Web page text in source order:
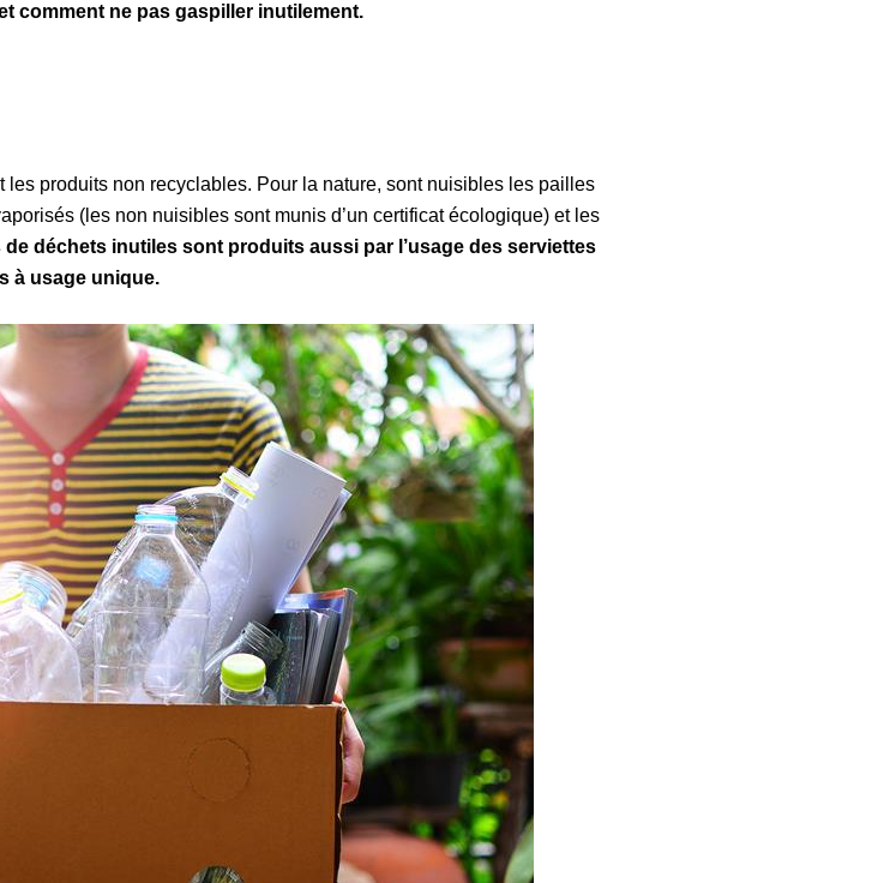
comment ne pas gaspiller inutilement.
produits non recyclables. Pour la nature, sont nuisibles les pailles
(les non nuisibles sont munis d’un certificat écologique) et les
de déchets inutiles sont produits aussi par l’usage des serviettes
à usage unique.